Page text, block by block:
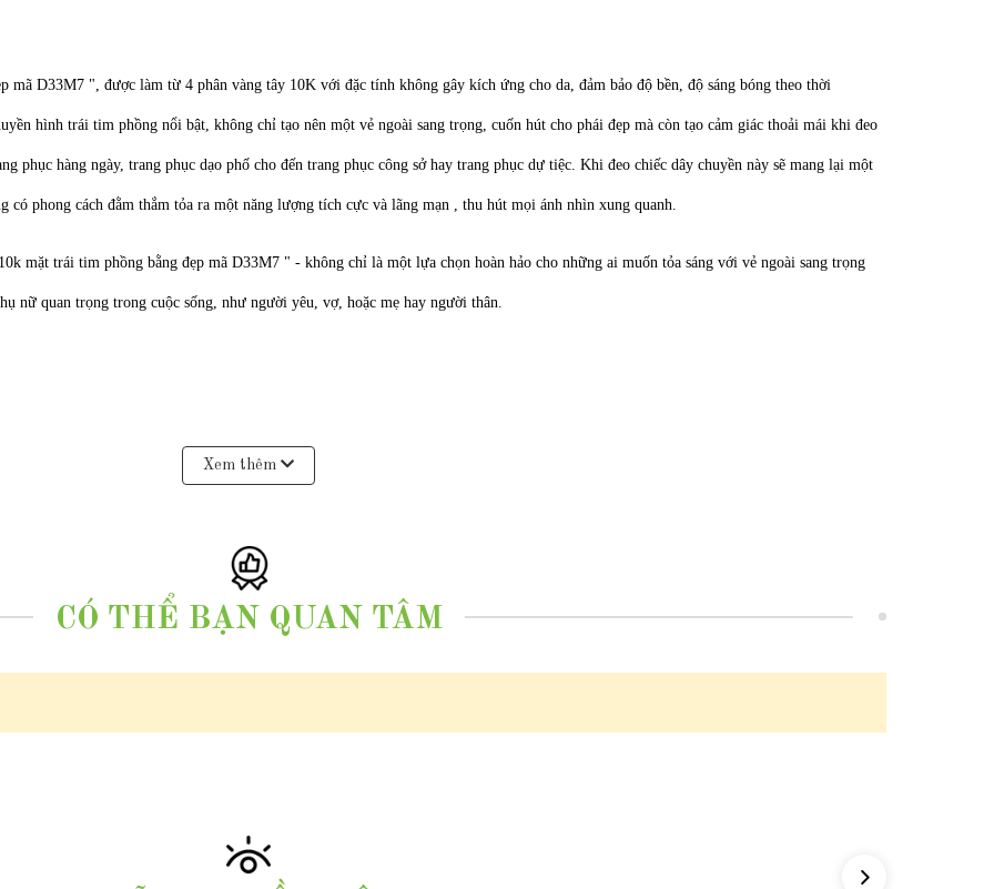
mã D33M7 ", được làm từ 4 phân vàng tây 10K với đặc tính không gây kích ứng cho da, đảm bảo độ bền, độ sáng bóng theo thời
hình trái tim phồng nổi bật, không chỉ tạo nên một vẻ ngoài sang trọng, cuốn hút cho phái đẹp mà còn tạo cảm giác thoải mái khi đeo
phục hàng ngày, trang phục dạo phố cho đến trang phục công sở hay trang phục dự tiệc. Khi đeo chiếc dây chuyền này sẽ mang lại một
có phong cách đằm thắm tỏa ra một năng lượng tích cực và lãng mạn , thu hút mọi ánh nhìn xung quanh.
mặt trái tim phồng bằng đẹp mã D33M7 " - không chỉ là một lựa chọn hoàn hảo cho những ai muốn tỏa sáng với vẻ ngoài sang trọng
nữ quan trọng trong cuộc sống, như người yêu, vợ, hoặc mẹ hay người thân.
10k
Xem thêm
CÓ THỂ BẠN QUAN TÂM